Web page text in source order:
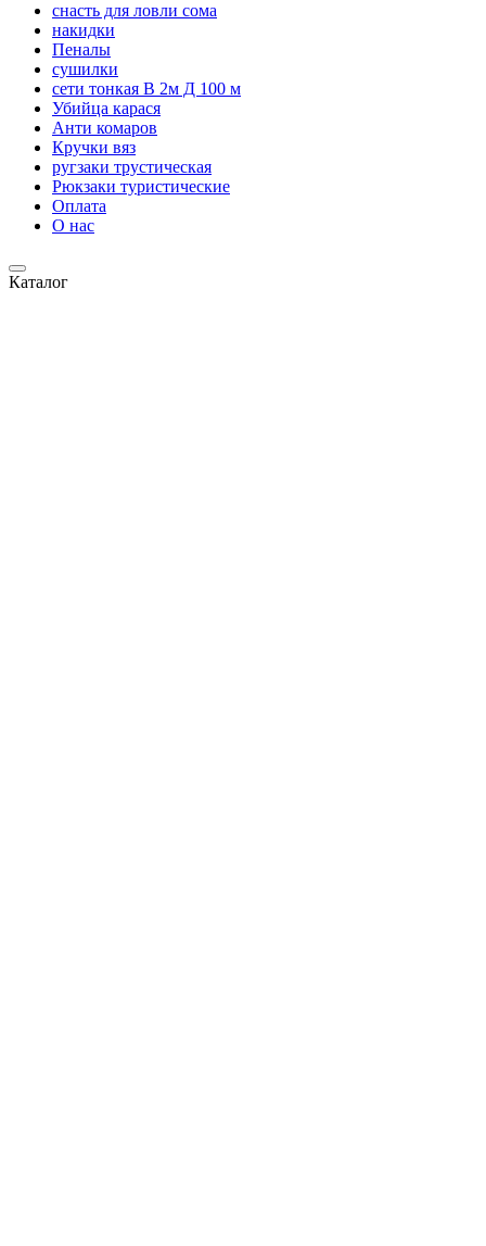
снасть для ловли сома
накидки
Пеналы
сушилки
сети тонкая В 2м Д 100 м
Убийца карася
Анти комаров
Кручки вяз
ругзаки трустическая
Рюкзаки туристические
Оплата
О нас
Каталог